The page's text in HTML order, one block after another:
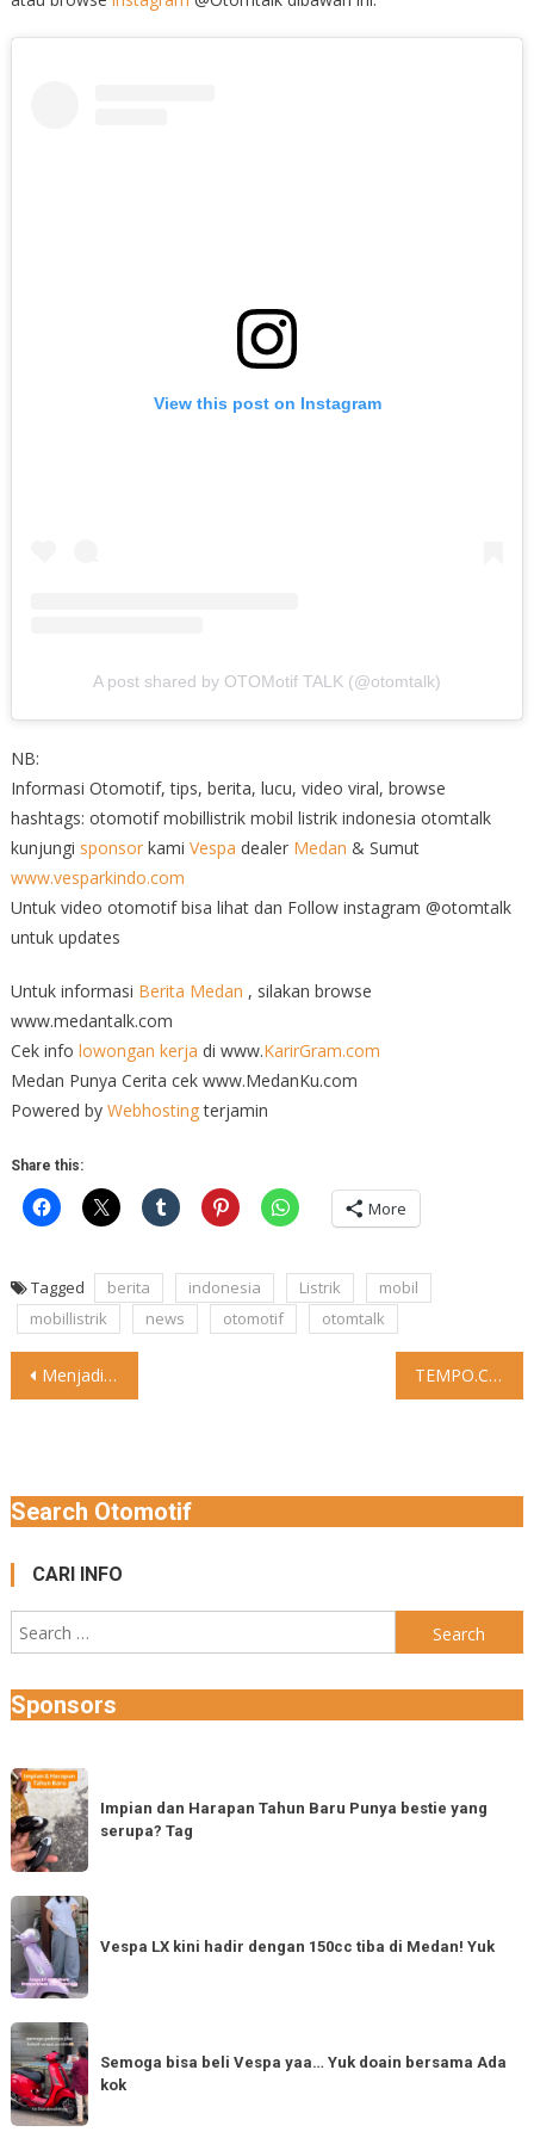
View this post on Instagram
A post shared by OTOMotif TALK (@otomtalk)
NB:
Informasi Otomotif, tips, berita, lucu, video viral, browse
hashtags: otomotif mobillistrik mobil listrik indonesia otomtalk
kunjungi sponsorkami Vespa dealer Medan & Sumut
www.vesparkindo.com
Untuk video otomotif bisa lihat dan Follow instagram @otomtalk
untuk updates
Untuk informasi Berita Medan , silakan browse
www.medantalk.com
Cek info lowongan kerja di www.KarirGram.com
Medan Punya Cerita cek www.MedanKu.com
Powered by Webhostingterjamin
Share this:
More
Tagged berita indonesia Listrik
mobil
mobillistrik
news otomotif otomtalk
Post
Menjadi salah satu artis terkenal di Tanah Air, wajar bila TEMPO.CO, Jakarta – Mercedes-Benz sedang menyiapkan sebuah mobil konsep yang
Search Otomotif
CARI INFO
Search
for:
Sponsors
Impian
dan
Harapan
Tahun
Baru
Punya
bestie
yang
Tag
Impian dan Harapan Tahun Baru Punya bestie yang
serupa? Tag
Vespa
LX
kini
hadir
dengan
150cc
tiba
di
Vespa LX kini hadir dengan 150cc tiba di Medan! Yuk
Semoga
bisa
beli
Vespa
Semoga bisa beli Vespa yaa… Yuk doain bersama Ada
kok